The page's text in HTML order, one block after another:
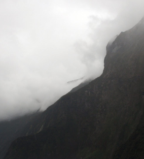
Die Südinsel // Abel
Franz Josef //
2. DEZEMBER 2008